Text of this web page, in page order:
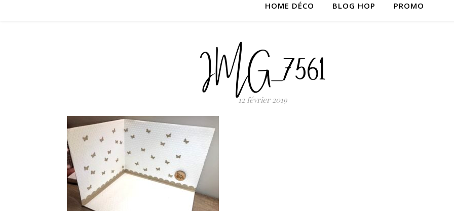
HOME DÉCO BLOG HOP PROMO
IMG_7561
12 février 2019